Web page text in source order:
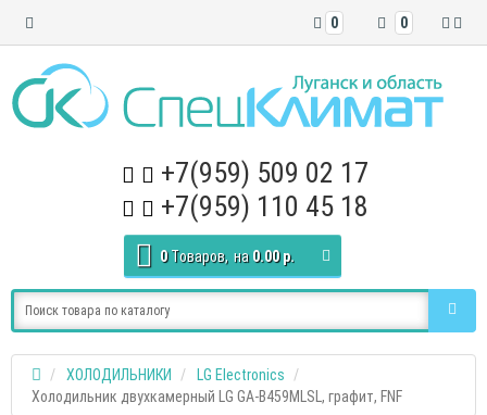
0
0
+7(959) 509 02 17
+7(959) 110 45 18
0 Tоваров, на 0.00 р.
ХОЛОДИЛЬНИКИ
LG Electronics
Холодильник двухкамерный LG GA-B459MLSL, графит, FNF